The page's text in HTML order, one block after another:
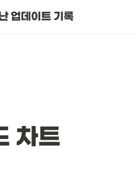
업데이트 기록
차트